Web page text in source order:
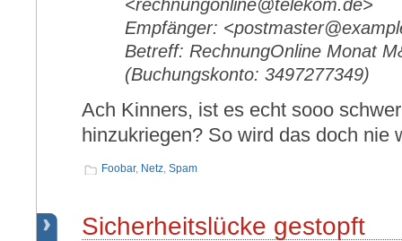
<rechnungonline@telekom.de>
Empfänger:
Betreff: RechnungOnline Monat
(Buchungskonto: 3497277349)
Ach Kinners, ist es echt sooo
hinzukriegen? So wird das doch nie
Foobar, Netz Spam
Sicherheitslücke gestopft